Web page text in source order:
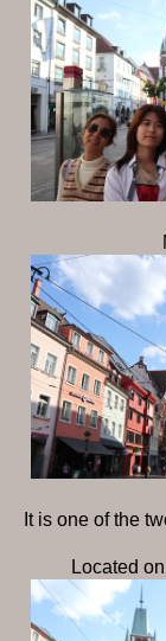
It is one of the
Located